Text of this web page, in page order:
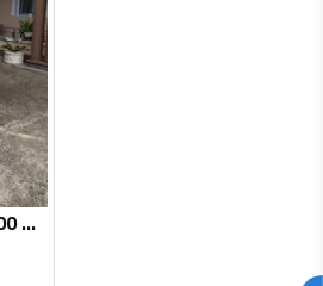
Mercedes Benz - ML 300 - 3.0